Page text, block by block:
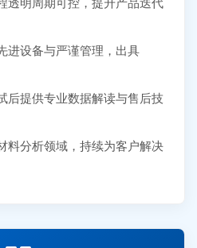
进设备与严谨管理，出具
后提供专业数据解读与售后技
料分析领域，持续为客户解决